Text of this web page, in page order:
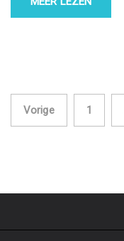
Berichten
Vorige 1